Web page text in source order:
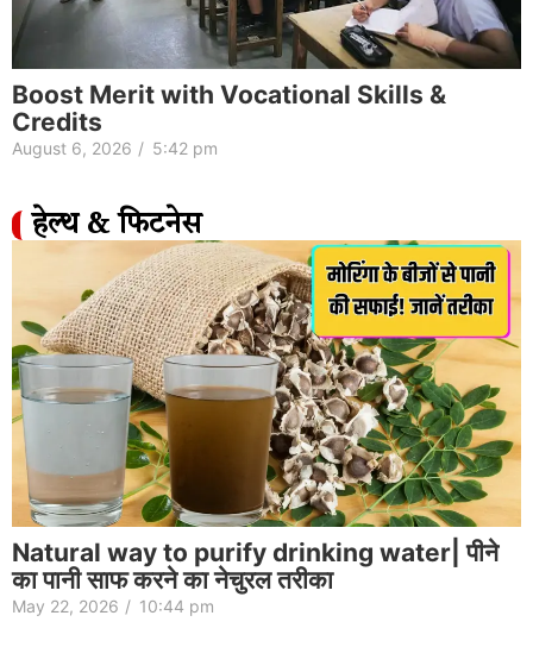
Boost Merit with Vocational Skills &
Credits
August 6, 2026 / 5:42 pm
हेल्थ & फिटनेस
Natural way to purify drinking water| पीने
का पानी साफ करने का नेचुरल तरीका
May 22, 2026 / 10:44 pm